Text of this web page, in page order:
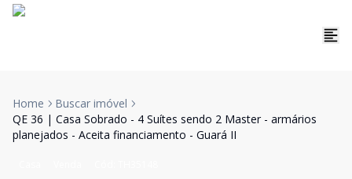
Home
Buscar imóvel
QE 36 | Casa Sobrado - 4 Suítes sendo 2 Master - armários
planejados - Aceita financiamento - Guará II